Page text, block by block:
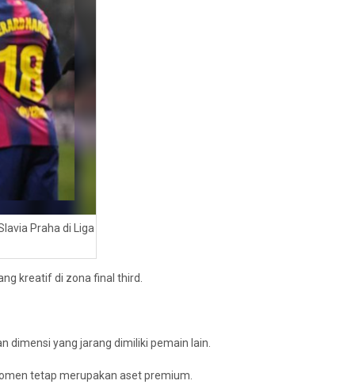
Praha di Liga
kreatif di zona final third.
dimensi yang jarang dimiliki pemain lain.
tetap merupakan aset premium.